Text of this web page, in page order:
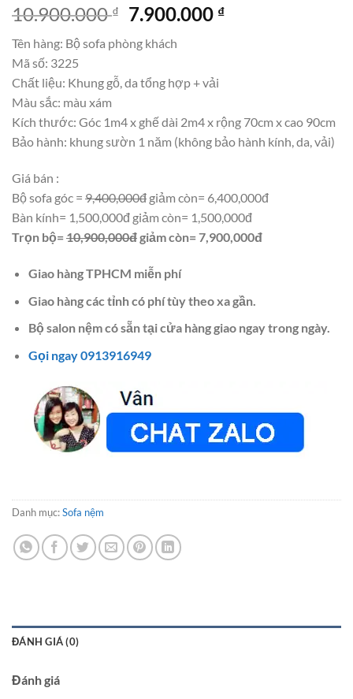
10.900.000₫
Giá
là:
7.900.000 ₫Giá
Tên hàng: Bộ sofa phòng khách
Mã số: 3225
Chất liệu: Khung gỗ, da tổng hợp + vải
Màu sắc: màu xám
Kích thước: Góc 1m4 x ghế dài 2m4 x rộng 70cm x cao 90cm
Bảo hành: khung sườn 1 năm (không bảo hành kính, da, vải)
Giá bán :
Bộ sofa góc = 9,400,000đ giảm còn= 6,400,000đ
Bàn kính= 1,500,000đ giảm còn= 1,500,000đ
Trọn bộ=10,900,000đgiảm còn= 7,900,000đ
Giao hàng TPHCM miễn phí
Giao hàng các tỉnh có phí tùy theo xa gần.
Bộ salon nệm có sẵn tại cửa hàng giao ngay trong ngày.
Gọi ngay 0913916949
Danh mục:Sofa nệm
ĐÁNH GIÁ (0)
Đánh giá